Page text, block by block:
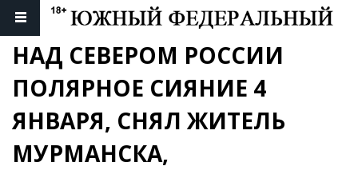
НАД СЕВЕРОМ РОССИИ
ПОЛЯРНОЕ СИЯНИЕ 4
ЯНВАРЯ, СНЯЛ ЖИТЕЛЬ
МУРМАНСКА,